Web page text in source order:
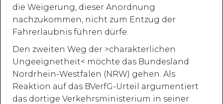
die Weigerung, dieser Anordnung
nachzukommen, nicht zum Entzug der
Fahrerlaubnis führen dürfe.
Den zweiten Weg der >charakterlichen
Ungeeignetheit< möchte das Bundesland
Nordrhein-Westfalen (NRW) gehen. Als
Reaktion auf das BVerfG-Urteil argumentiert
das dortige Verkehrsministerium in seiner